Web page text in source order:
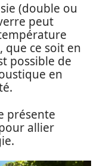
(double ou
peut
que ce soit en
possible de
en
présente
allier